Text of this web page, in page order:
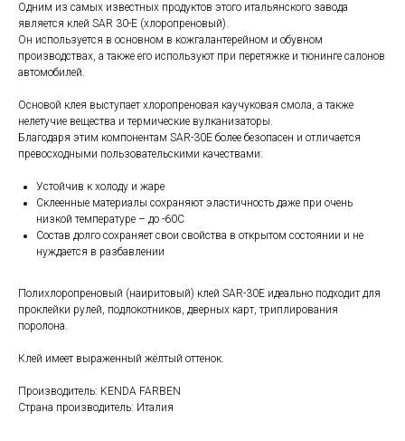
Одним из самых известных продуктов этого итальянского завода
является клей SAR 30-E (хлоропреновый).
Он используется в основном в кожгалантерейном и обувном
производствах, а также его используют при перетяжке и тюнинге салонов
автомобилей.
Основой клея выступает хлоропреновая каучуковая смола, а также
нелетучие вещества и термические вулканизаторы.
Благодаря этим компонентам SAR-30E более безопасен и отличается
превосходными пользовательскими качествами:
Устойчив к холоду и жаре
Склеенные материалы сохраняют эластичность даже при очень
низкой температуре – до -60С
Состав долго сохраняет свои свойства в открытом состоянии и не
нуждается в разбавлении
Полихлоропреновый (наиритовый) клей SAR-30E идеально подходит для
проклейки рулей, подлокотников, дверных карт, триплирования
поролона.
Клей имеет выраженный жёлтый оттенок.
Производитель: KENDA FARBEN
Страна производитель: Италия